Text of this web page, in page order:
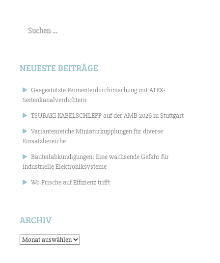
nach:
NEUESTE BEITRÄGE
Gasgestützte Fermenterdurchmischung mit ATEX-
Seitenkanalverdichtern
TSUBAKI KABELSCHLEPP auf der AMB 2026 in Stuttgart
Variantenreiche Miniaturkupplungen für diverse
Einsatzbereiche
Bauteilabkündigungen: Eine wachsende Gefahr für
industrielle Elektroniksysteme
Wo Frische auf Effizienz trifft
ARCHIV
Archiv